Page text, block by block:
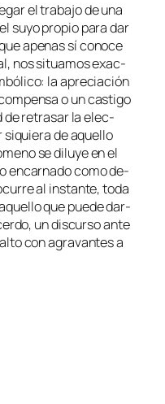
el tra­ba­jo de una
su­yo pro­pio pa­ra dar
ape­nas sí co­no­ce
, nos si­tua­mos exac­
la apre­cia­ción
o un cas­ti­go
de re­tra­sar la elec­
de aque­llo
se di­lu­ye en el
en­car­na­do co­mo de­
al ins­tan­te, to­da
que pue­de dar­
un dis­cur­so an­te
con agra­van­tes a